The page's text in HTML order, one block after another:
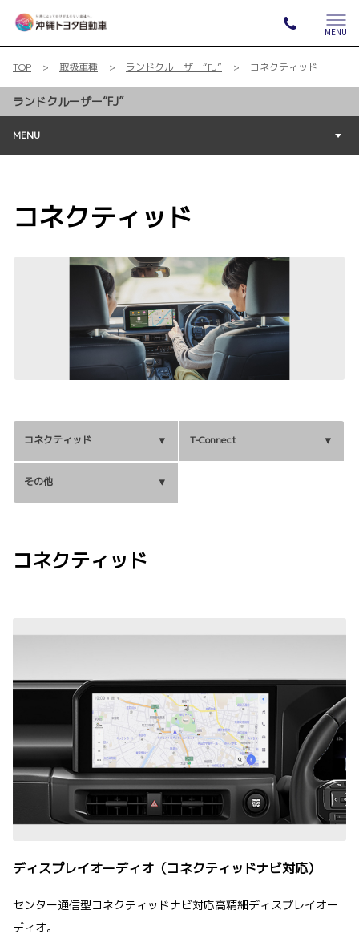
MENU
TOP 取扱車種 ランドクルーザー“FJ” コネクティッド
ランドクルーザー“FJ”
MENU
コネクティッド
コネクティッド T-Connect
その他
コネクティッド
ディスプレイオーディオ（コネクティッドナビ対応）
センター通信型コネクティッドナビ対応高精細ディスプレイオー
ディオ。